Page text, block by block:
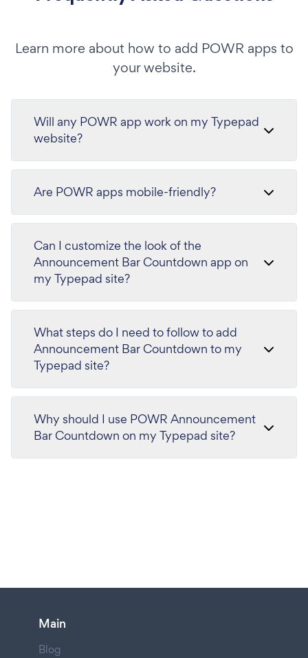
Learn more about how to add POWR apps to
your website.
Will any POWR app work on my Typepad
website?
Are POWR apps mobile-friendly?
Can I customize the look of the
Announcement Bar Countdown app on
my Typepad site?
What steps do I need to follow to add
Announcement Bar Countdown to my
Typepad site?
Why should I use POWR Announcement
Bar Countdown on my Typepad site?
Main
Blog